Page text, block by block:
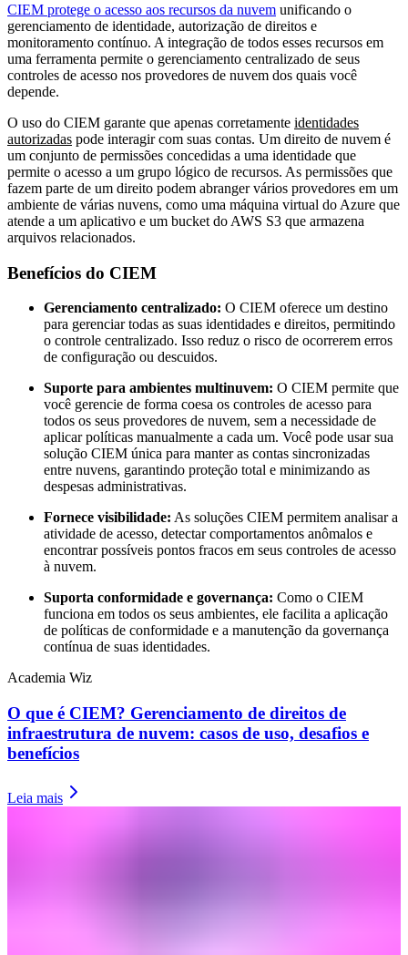
CIEM protege o acesso aos recursos da nuvem unificando o
gerenciamento de identidade, autorização de direitos e
monitoramento contínuo. A integração de todos esses recursos em
uma ferramenta permite o gerenciamento centralizado de seus
controles de acesso nos provedores de nuvem dos quais você
depende.
O uso do CIEM garante que apenas corretamente identidades
autorizadas pode interagir com suas contas. Um direito de nuvem é
um conjunto de permissões concedidas a uma identidade que
permite o acesso a um grupo lógico de recursos. As permissões que
fazem parte de um direito podem abranger vários provedores em um
ambiente de várias nuvens, como uma máquina virtual do Azure que
atende a um aplicativo e um bucket do AWS S3 que armazena
arquivos relacionados.
Benefícios do CIEM
Gerenciamento centralizado: O CIEM oferece um destino
para gerenciar todas as suas identidades e direitos, permitindo
o controle centralizado. Isso reduz o risco de ocorrerem erros
de configuração ou descuidos.
Suporte para ambientes multinuvem: O CIEM permite que
você gerencie de forma coesa os controles de acesso para
todos os seus provedores de nuvem, sem a necessidade de
aplicar políticas manualmente a cada um. Você pode usar sua
solução CIEM única para manter as contas sincronizadas
entre nuvens, garantindo proteção total e minimizando as
despesas administrativas.
Fornece visibilidade: As soluções CIEM permitem analisar a
atividade de acesso, detectar comportamentos anômalos e
encontrar possíveis pontos fracos em seus controles de acesso
à nuvem.
Suporta conformidade e governança: Como o CIEM
funciona em todos os seus ambientes, ele facilita a aplicação
de políticas de conformidade e a manutenção da governança
contínua de suas identidades.
Academia Wiz
O que é CIEM? Gerenciamento de direitos de
infraestrutura de nuvem: casos de uso, desafios e
benefícios
Leia mais